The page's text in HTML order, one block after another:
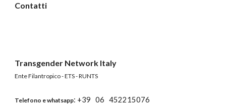
Contatti
Transgender Network Italy
Ente Filantropico - ETS - RUNTS
Telefono e whatsapp: +39 06 452215076